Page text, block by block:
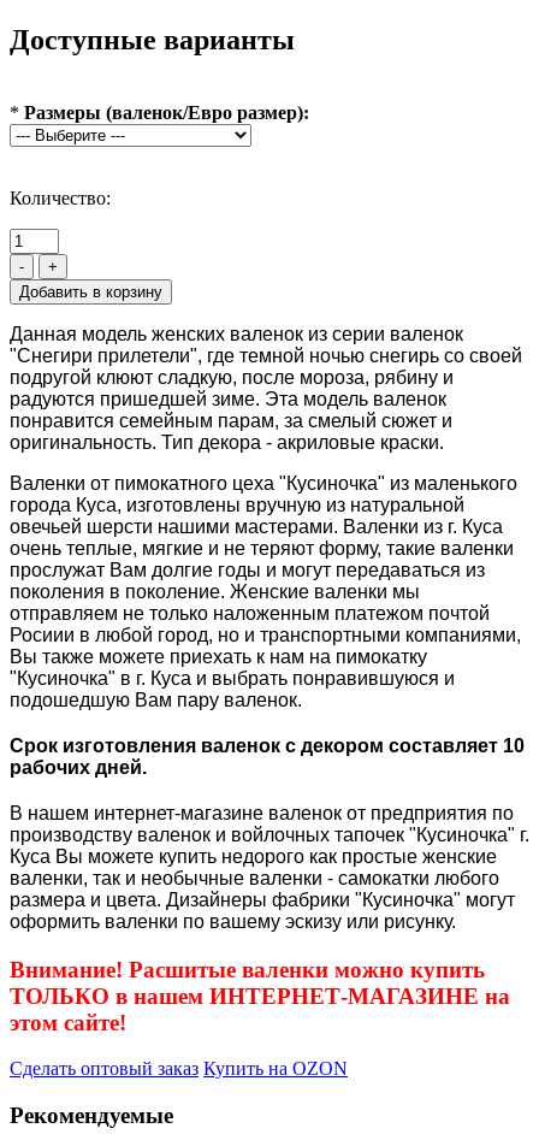
Доступные варианты
* Размеры (валенок/Евро размер):
Количество:
- +
Данная модель женских валенок из серии валенок
"Снегири прилетели", где темной ночью снегирь со своей
подругой клюют сладкую, после мороза, рябину и
радуются пришедшей зиме. Эта модель валенок
понравится семейным парам, за смелый сюжет и
оригинальность. Тип декора - акриловые краски.
Валенки от пимокатного цеха "Кусиночка" из маленького
города Куса, изготовлены вручную из натуральной
овечьей шерсти нашими мастерами. Валенки из г. Куса
очень теплые, мягкие и не теряют форму, такие валенки
прослужат Вам долгие годы и могут передаваться из
поколения в поколение. Женские валенки мы
отправляем не только наложенным платежом почтой
Росиии в любой город, но и транспортными компаниями,
Вы также можете приехать к нам на пимокатку
"Кусиночка" в г. Куса и выбрать понравившуюся и
подошедшую Вам пару валенок.
Срок изготовления валенок с декором составляет 10
рабочих дней.
В нашем интернет-магазине валенок от предприятия по
производству валенок и войлочных тапочек "Кусиночка" г.
Куса Вы можете купить недорого как простые женские
валенки, так и необычные валенки - самокатки любого
размера и цвета. Дизайнеры фабрики "Кусиночка" могут
оформить валенки по вашему эскизу или рисунку.
Внимание! Расшитые валенки можно купить
ТОЛЬКО в нашем ИНТЕРНЕТ-МАГАЗИНЕ на
этом сайте!
Сделать оптовый заказ Купить на OZON
Рекомендуемые